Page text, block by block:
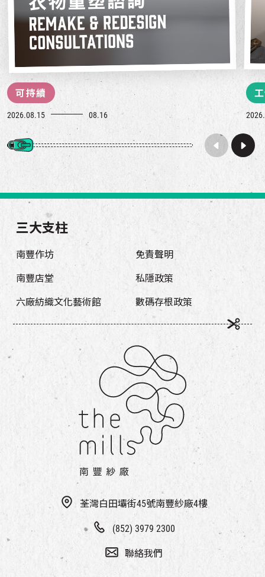
可持續
2026.08.15 08.16
荃灣白田壩街45號南豐紗廠4樓
(852) 3979 2300
聯絡我們
三大支柱
南豐作坊
南豐店堂
六廠紡織文化藝術館
免責聲明
私隱政策
數碼存根政策